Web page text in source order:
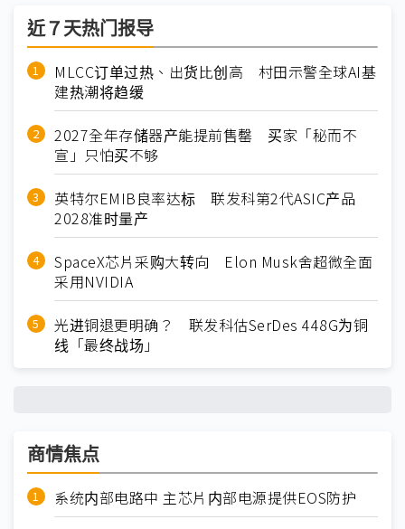
近７天热门报导
MLCC订单过热、出货比创高 村田示警全球AI基
建热潮将趋缓
2027全年存储器产能提前售罄 买家「秘而不
宣」只怕买不够
英特尔EMIB良率达标 联发科第2代ASIC产品
2028准时量产
SpaceX芯片采购大转向 Elon Musk舍超微全面
采用NVIDIA
光进铜退更明确？ 联发科估SerDes 448G为铜
线「最终战场」
商情焦点
系统内部电路中 主芯片内部电源提供EOS防护